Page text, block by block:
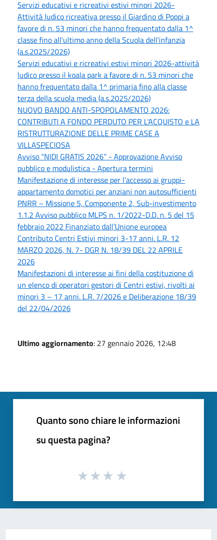
Servizi educativi e ricreativi estivi minori 2026-
Attività ludico ricreativa presso il Giardino di Poppi a
favore di n. 53 minori che hanno frequentato dalla 1^
classe fino all'ultimo anno della Scuola dell'infanzia
(a.s.2025/2026)
Servizi educativi e ricreativi estivi minori 2026-attività
ludico presso il koala park a favore di n. 53 minori che
hanno frequentato dalla 1^ primaria fino alla classe
terza della scuola media (a.s.2025/2026)
NUOVO BANDO ANTI-SPOPOLAMENTO 2026:
CONTRIBUTI A FONDO PERDUTO PER L'ACQUISTO e LA
RISTRUTTURAZIONE DELLE PRIME CASE A
VILLASPECIOSA
Avviso “NIDI GRATIS 2026” - Approvazione Avviso
pubblico e modulistica - Apertura termini
Manifestazione di interesse per l’accesso ai gruppi-
appartamento domotici per anziani non autosufficienti
PNRR – Missione 5, Componente 2, Sub-investimento
1.1.2 Avviso pubblico MLPS n. 1/2022-D.D. n. 5 del 15
febbraio 2022 Finanziato dall’Unione europea
Contributo Centri Estivi minori 3-17 anni. L.R. 12
MARZO 2026, N. 7- DGR N. 18/39 DEL 22 APRILE
2026
Manifestazioni di interesse ai fini della costituzione di
un elenco di operatori gestori di Centri estivi, rivolti ai
minori 3 – 17 anni. L.R. 7/2026 e Deliberazione 18/39
del 22/04/2026
Ultimo aggiornamento: 27 gennaio 2026, 12:48
Quanto sono chiare le informazioni
su questa pagina?